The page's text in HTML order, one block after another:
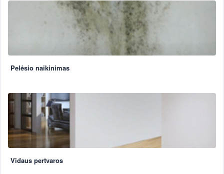
Pelėsio naikinimas
Vidaus pertvaros